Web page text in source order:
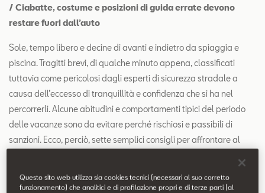
/ Ciabatte, costume e posizioni di guida errate devono
restare fuori dall’auto
Sole, tempo libero e decine di avanti e indietro da spiaggia e
piscina. Tragitti brevi, di qualche minuto appena, classificati
tuttavia come pericolosi dagli esperti di sicurezza stradale a
causa dell’eccesso di tranquillità e confidenza che si ha nel
percorrerli. Alcune abitudini e comportamenti tipici del periodo
delle vacanze sono da evitare perché rischiosi e passibili di
sanzioni. Ecco, perciò, sette semplici consigli per affrontare al
Questo sito web utilizza sia cookies tecnici (necessari al suo corretto
funzionamento) che analitici e di profilazione propri e di terze parti (al